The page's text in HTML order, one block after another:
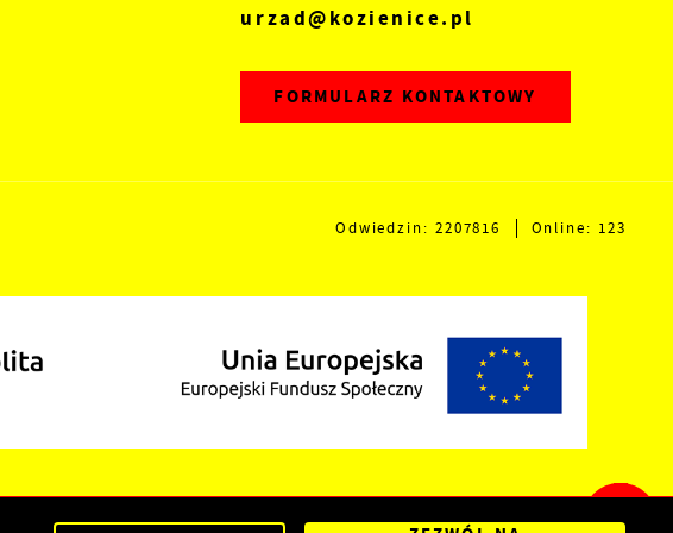
urzad@kozienice.pl
FORMULARZ KONTAKTOWY
Odwiedzin: 2207816 Online: 123